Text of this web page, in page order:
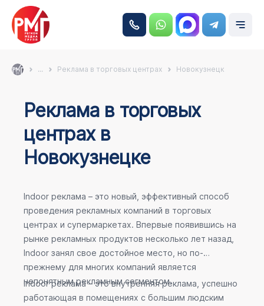
... Реклама в торговых центрах Новокузнецк
Реклама в торговых
центрах в
Новокузнецке
Indoor реклама – это новый, эффективный способ
проведения рекламных компаний в торговых
центрах и супермаркетах. Впервые появившись на
рынке рекламных продуктов несколько лет назад,
Indoor занял свое достойное место, но по-
прежнему для многих компаний является
непонятным рекламным сегментом.
Indoor реклама – это внутренняя реклама, успешно
работающая в помещениях с большим людским